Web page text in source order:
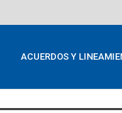
ACUERDOS Y